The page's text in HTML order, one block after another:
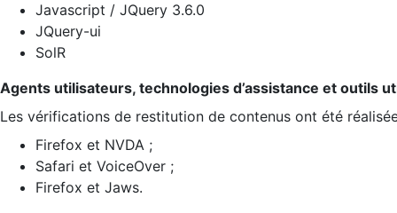
Javascript / JQuery 3.6.0
JQuery-ui
SolR
Agents utilisateurs, technologies d’assistance et outils
Les vérifications de restitution de contenus ont été
Firefox et NVDA ;
Safari et VoiceOver ;
Firefox et Jaws.